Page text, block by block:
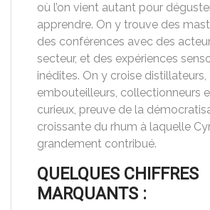
où l’on vient autant pour
apprendre. On y trouve des
des conférences avec des
secteur, et des expériences
inédites. On y croise distillateurs,
embouteilleurs, collectionneurs
curieux, preuve de la
croissante du rhum à laquelle
grandement contribué.
QUELQUES CHIFFRES
MARQUANTS :